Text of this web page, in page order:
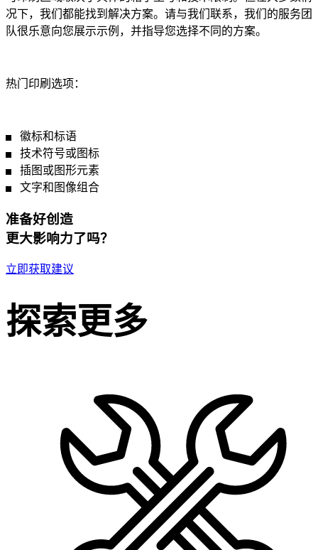
况下，我们都能找到解决方案。请与我们联系，我们的服务团
队很乐意向您展示示例，并指导您选择不同的方案。
热门印刷选项：
徽标和标语
技术符号或图标
插图或图形元素
文字和图像组合
准备好创造
更大影响力了吗？
立即获取建议
探索更多